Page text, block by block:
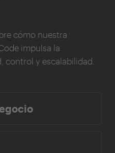
cómo nuestra
impulsa la
control y escalabilidad.